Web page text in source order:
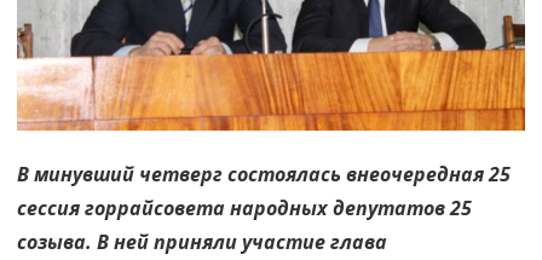
В минувший четверг состоялась внеочередная 25
сессия горрайсовета народных депутатов 25
созыва. В ней приняли участие глава